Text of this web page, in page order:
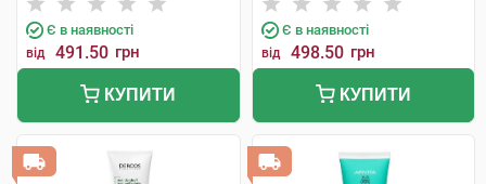
Є в наявності
від 491.50 грн
КУПИТИ
Є в наявності
від 498.50 грн
КУПИТИ